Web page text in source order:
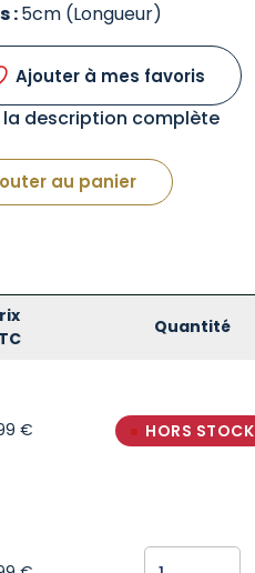
:5cm (Longueur)
Ajouter à mes favoris
la description complète
au panier
Quantité
€ HORS STOCK